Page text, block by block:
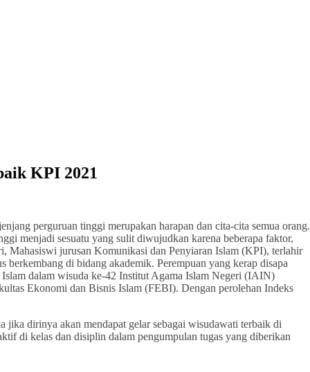
KPI 2021
perguruan tinggi merupakan harapan dan cita-cita semua orang.
menjadi sesuatu yang sulit diwujudkan karena beberapa faktor,
Mahasiswi jurusan Komunikasi dan Penyiaran Islam (KPI), terlahir
di bidang akademik. Perempuan yang kerap disapa
dalam wisuda ke-42 Institut Agama Islam Negeri (IAIN)
Ekonomi dan Bisnis Islam (FEBI). Dengan perolehan Indeks
jika dirinya akan mendapat gelar sebagai wisudawati terbaik di
di kelas dan disiplin dalam pengumpulan tugas yang diberikan